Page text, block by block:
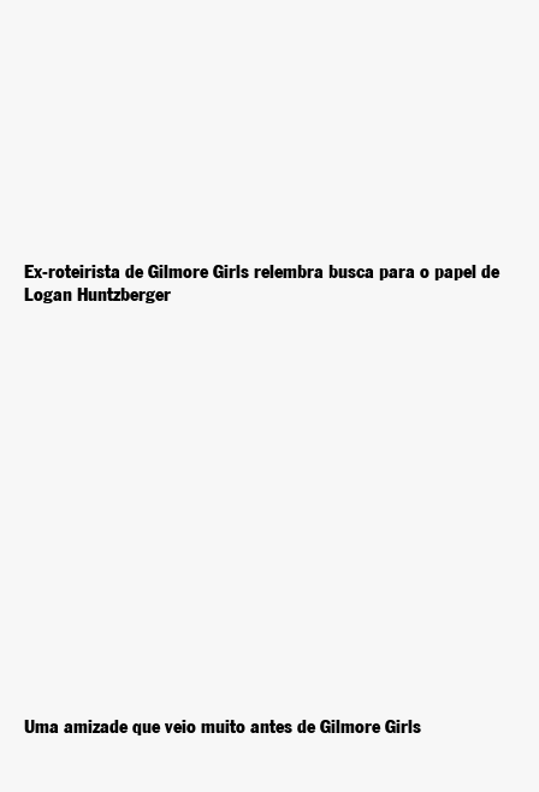
Ex-roteirista de Gilmore Girls relembra busca para o papel de
Logan Huntzberger
Uma amizade que veio muito antes de Gilmore Girls